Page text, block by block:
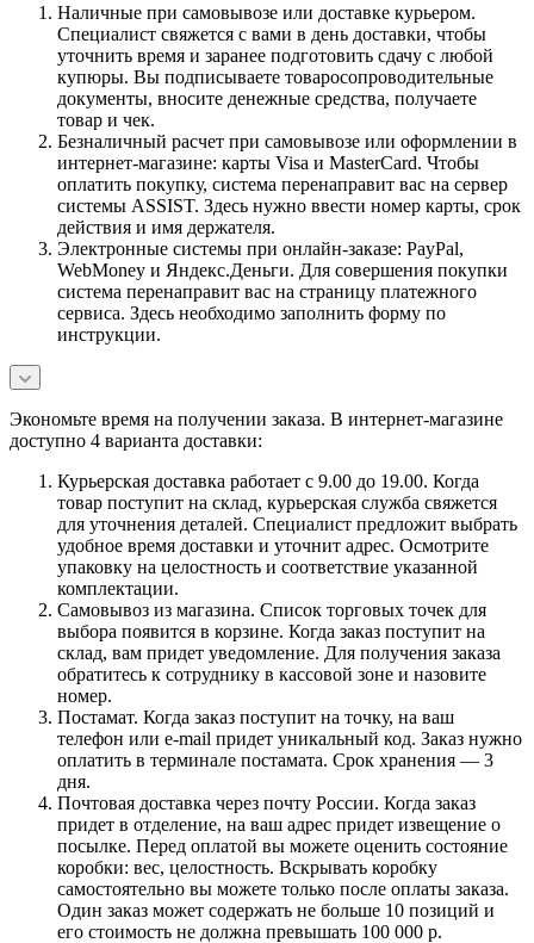
Наличные при самовывозе или доставке курьером.
Специалист свяжется с вами в день доставки, чтобы
уточнить время и заранее подготовить сдачу с любой
купюры. Вы подписываете товаросопроводительные
документы, вносите денежные средства, получаете
товар и чек.
Безналичный расчет при самовывозе или оформлении в
интернет-магазине: карты Visa и MasterCard. Чтобы
оплатить покупку, система перенаправит вас на сервер
системы ASSIST. Здесь нужно ввести номер карты, срок
действия и имя держателя.
Электронные системы при онлайн-заказе: PayPal,
WebMoney и Яндекс.Деньги. Для совершения покупки
система перенаправит вас на страницу платежного
сервиса. Здесь необходимо заполнить форму по
инструкции.
Экономьте время на получении заказа. В интернет-магазине
доступно 4 варианта доставки:
Курьерская доставка работает с 9.00 до 19.00. Когда
товар поступит на склад, курьерская служба свяжется
для уточнения деталей. Специалист предложит выбрать
удобное время доставки и уточнит адрес. Осмотрите
упаковку на целостность и соответствие указанной
комплектации.
Самовывоз из магазина. Список торговых точек для
выбора появится в корзине. Когда заказ поступит на
склад, вам придет уведомление. Для получения заказа
обратитесь к сотруднику в кассовой зоне и назовите
номер.
Постамат. Когда заказ поступит на точку, на ваш
телефон или e-mail придет уникальный код. Заказ нужно
оплатить в терминале постамата. Срок хранения — 3
дня.
Почтовая доставка через почту России. Когда заказ
придет в отделение, на ваш адрес придет извещение о
посылке. Перед оплатой вы можете оценить состояние
коробки: вес, целостность. Вскрывать коробку
самостоятельно вы можете только после оплаты заказа.
Один заказ может содержать не больше 10 позиций и
его стоимость не должна превышать 100 000 р.